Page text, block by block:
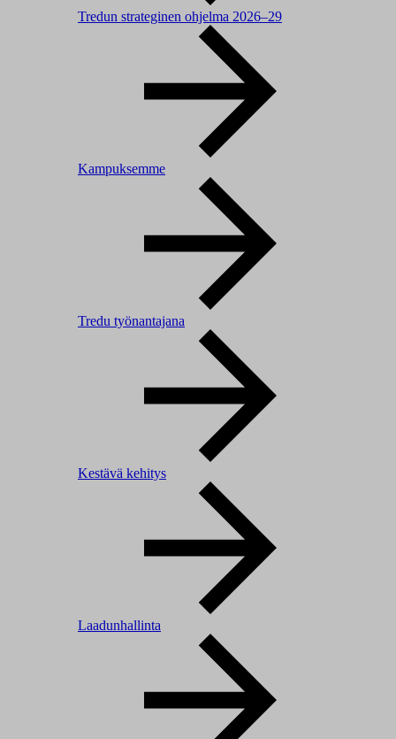
Tredun strateginen ohjelma 2026–29
Kampuksemme
Tredu työnantajana
Kestävä kehitys
Laadunhallinta